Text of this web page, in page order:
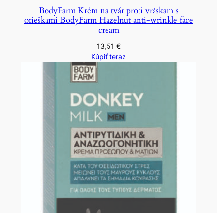
BodyFarm Krém na tvár proti vráskam s
orieškami BodyFarm Hazelnut anti-wrinkle face
cream
13,51 €
Kúpiť teraz